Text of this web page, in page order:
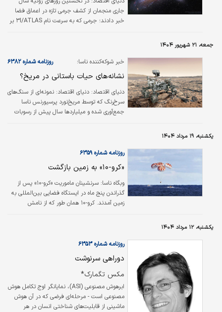
جاری منجمان از کشف جرمی تازه در اعماق فضا
خبر دادند؛ جرمی که به سرعت نام ۳I/ATLAS بر
جمعه، ۲۱ شهریور ۱۴۰۴
خبر شوکه‌کننده ناسا؛ روزنامه شماره ۶۳۸۲
نشانه‌های حیات باستانی در مریخ؟
دنیای اقتصاد: دنیای اقتصاد: نمونه‌ای از سنگ‌های
سرخ‌رنگ که توسط مریخ‌نورد پرسیورنس ناسا
جمع‌آوری شده و ‌میلیاردها سال پیش از رسوبات
‌شده در این نمونه نیز می‌توانند از طریق فرآیندهای
غیرزیستی شکل گرفته باشند.
یکشنبه، ۱۹ مرداد ۱۴۰۴
روزنامه شماره ۶۳۵۹
«کرو-۱۰» به زمین بازگشت
وبگاه ناسا: سرنشینان ماموریت «کرو-۱۰» پس از
گذراندن پنج ماه در ایستگاه فضایی بین‌المللی به
زمین آمدند. کرو-۱۰ همان طور که از نامش
بین‌المللی فرستاد و از آنجا به زمین بازگرداند.
یکشنبه، ۱۲ مرداد ۱۴۰۴
روزنامه شماره ۶۳۵۳
دوراهی سرنوشت
مکس تگمارک*
ابرهوش مصنوعی (ASI)، نمایانگر اوج تکامل هوش
مصنوعی است - مرحله‌ای فرضی که در آن هوش
ماشینی از قابلیت‌های شناختی انسان در هر